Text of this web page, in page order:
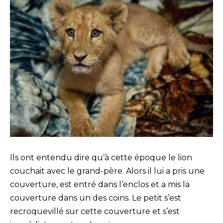
Ils ont entendu dire qu’à cette époque le lion
couchait avec le grand-père. Alors il lui a pris une
couverture, est entré dans l’enclos et a mis la
couverture dans un des coins. Le petit s’est
recroquevillé sur cette couverture et s’est